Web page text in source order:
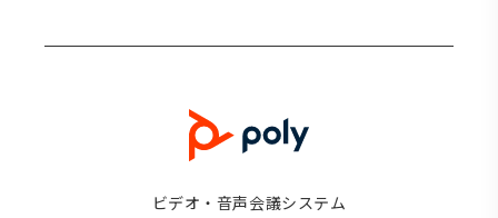
ビデオ・音声会議システム